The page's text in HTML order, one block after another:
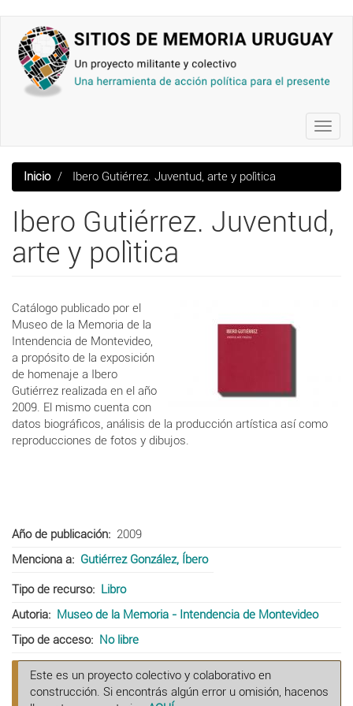
contenido
principal
Inicio Ibero Gutiérrez. Juventud, arte y polìtica
Ibero Gutiérrez. Juventud,
arte y polìtica
Catálogo publicado por el
Museo de la Memoria de la
Intendencia de Montevideo,
a propósito de la exposición
de homenaje a Ibero
Gutiérrez realizada en el año
2009. El mismo cuenta con
datos biográficos, análisis de la producción artística así como
reproducciones de fotos y dibujos.
Año de publicación
2009
Menciona a
Gutiérrez González, Íbero
Tipo de recurso
Libro
Autoria
Museo de la Memoria - Intendencia de Montevideo
Tipo de acceso
No libre
Este es un proyecto colectivo y colaborativo en
construcción. Si encontrás algún error u omisión, hacenos